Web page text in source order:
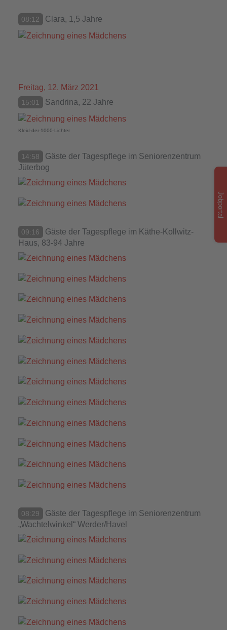
08:12 Clara, 1,5 Jahre
Freitag, 12. März 2021
15:01 Sandrina, 22 Jahre
Kleid-der-1000-Lichter
14:58
Gäste der Tagespflege im Seniorenzentrum
Jüterbog
09:16
Gäste der Tagespflege im Käthe-Kollwitz-
Haus, 83-94 Jahre
08:29
Gäste der Tagespflege im Seniorenzentrum
„Wachtelwinkel“ Werder/Havel
Jobportal